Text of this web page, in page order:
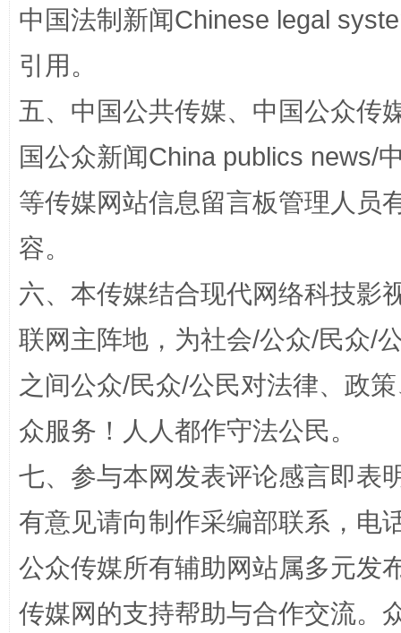
扯下公款旅游的“隐身衣” 如何以
“蜀中异人”王建安的艺术幻境
中国法制新闻Chinese legal
引用。
五、中国公共传媒、中国公众传
国公众新闻China publics news/
等传媒网站信息留言板管理人员
容。
六、本传媒结合现代网络科技影
联网主阵地，为社会/公众/民众/
之间公众/民众/公民对法律、政
众服务！人人都作守法公民。
七、参与本网发表评论感言即表
有意见请向制作采编部联系，电
公众传媒所有辅助网站属多元发
传媒网的支持帮助与合作交流。